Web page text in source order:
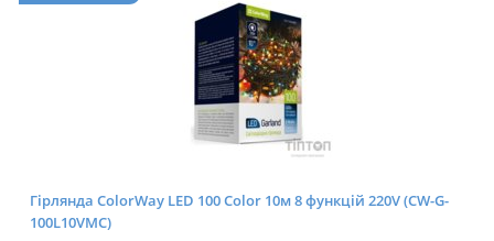
Гірлянда ColorWay LED 100 Color 10м 8 функцій 220V (CW-G-
100L10VMC)